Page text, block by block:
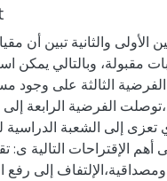
والثانية تبين أن
مقبولة، وبالتالي يمكن
الفرضية الثالثة على وجود
الفرضية الرابعة
تعزى إلى الشعبة
الإقتراحات التالية ى:
إلى